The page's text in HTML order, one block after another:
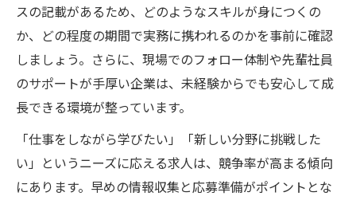
スの記載があるため、どのようなスキルが身につくの
か、どの程度の期間で実務に携われるのかを事前に確認
しましょう。さらに、現場でのフォロー体制や先輩社員
のサポートが手厚い企業は、未経験からでも安心して成
長できる環境が整っています。
「仕事をしながら学びたい」「新しい分野に挑戦した
い」というニーズに応える求人は、競争率が高まる傾向
にあります。早めの情報収集と応募準備がポイントとな